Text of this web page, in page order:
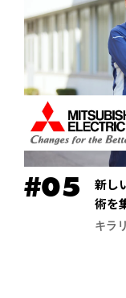
新し
術を
社・
キラ